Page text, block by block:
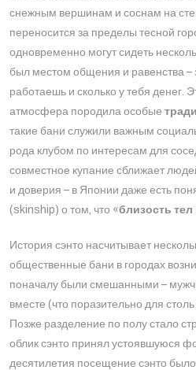
снежным вершинам и соснам на
переносится за пределы тесной
одновременно могут сидеть
был местом общения и равенства –
работаешь и сколько у тебя денег.
атмосфера породила особые
такие бани служили важным
рода клубом по интересам для
совместное купание сближает
и доверия – в Японии даже есть
(skinship) о том, что «близость
История сэнто насчитывает
общественные бани в городах
поначалу были смешанными –
вместе (что поразительно для
Позже разделение по полу стало
облик сэнто принял устоявшуюся
десятилетия посещение сэнто